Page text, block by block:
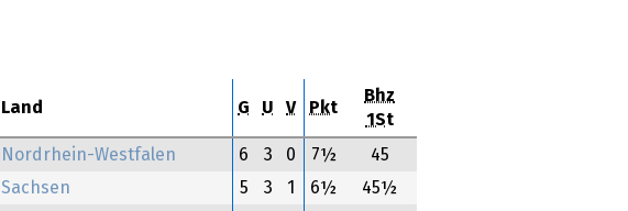
Land G U V Pkt
Bhz
1St
Nordrhein-Westfalen 6 3 0 7½
45
Sachsen 5 3 1 6½
45½